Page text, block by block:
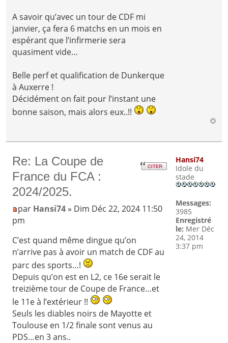
A savoir qu’avec un tour de CDF mi
janvier, ça fera 6 matchs en un mois en
espérant que l’infirmerie sera
quasiment vide…
Belle perf et qualification de Dunkerque
à Auxerre !
Décidément on fait pour l’instant une
bonne saison, mais alors eux..!!
Re: La Coupe de
France du FCA :
2024/2025.
par Hansi74» Dim Déc 22, 2024 11:50
pm
C’est quand même dingue qu’on
n’arrive pas à avoir un match de CDF au
parc des sports…!
Depuis qu’on est en L2, ce 16e serait le
treizième tour de Coupe de France…et
le 11e à l’extérieur !!
Seuls les diables noirs de Mayotte et
Toulouse en 1/2 finale sont venus au
PDS…en 3 ans..
Hansi74
Idole du
stade
Messages:
3985
Enregistré
le: Mer Déc
24, 2014
3:37 pm